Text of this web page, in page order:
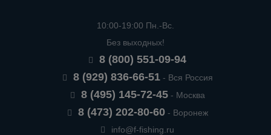
10:00-19:00 Пн.-Вс.
Без выходных!
8 (800) 551-09-94
8 (929) 836-66-51- Вся Россия
8 (495) 145-72-45- Москва
8 (473) 202-80-60- Воронеж
info@f-fishing.ru